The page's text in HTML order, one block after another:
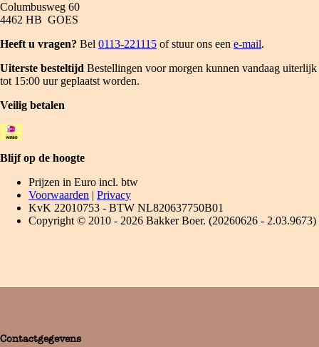
Contactgegevens